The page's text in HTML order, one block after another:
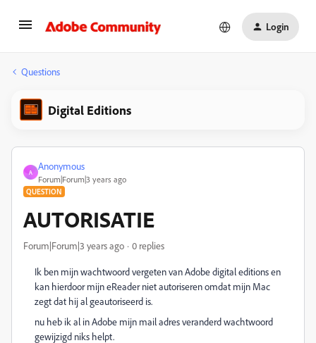
Login
Questions
Digital Editions
A
Anonymous
Forum|Forum|3 years ago
QUESTION
AUTORISATIE
Forum|Forum|3 years ago 0 replies
Ik ben mijn wachtwoord vergeten van Adobe digital editions en
kan hierdoor mijn eReader niet autoriseren omdat mijn Mac
zegt dat hij al geautoriseerd is.
nu heb ik al in Adobe mijn mail adres veranderd wachtwoord
gewijzigd niks helpt.